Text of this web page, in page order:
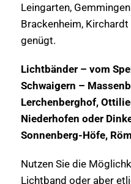
Leingarten,
Brackenheim,
genügt.
Lichtbänder – vom
Schwaigern –
Lerchenberghof,
Niederhofen oder
Sonnenberg-Höfe,
Nutzen Sie die
Lichtband oder aber